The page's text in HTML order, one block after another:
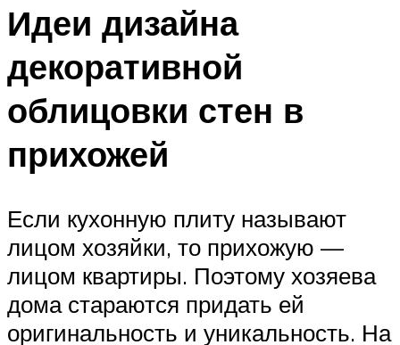
Идеи дизайна
декоративной
облицовки стен в
прихожей
Если кухонную плиту называют
лицом хозяйки, то прихожую —
лицом квартиры. Поэтому хозяева
дома стараются придать ей
оригинальность и уникальность. На